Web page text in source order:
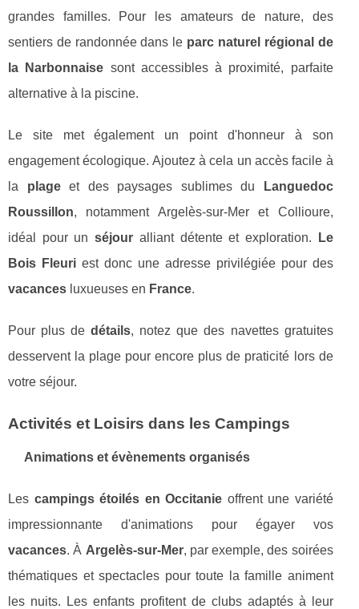
grandes familles. Pour les amateurs de nature, des
sentiers de randonnée dans le parc naturel régional de
la Narbonnaise sont accessibles à proximité, parfaite
alternative à la piscine.
Le site met également un point d'honneur à son
engagement écologique. Ajoutez à cela un accès facile à
la plageet des paysages sublimes du
Languedoc
Roussillon, notamment Argelès-sur-Mer et Collioure,
idéal pour unséjour alliant détente et exploration.
Le
Bois Fleuriest donc une adresse privilégiée pour des
vacances luxueuses en France.
Pour plus dedétails, notez que des navettes gratuites
desservent la plage pour encore plus de praticité lors de
votre séjour.
Activités et Loisirs dans les Campings
Animations et évènements organisés
Les campings étoilés en Occitanie offrent une variété
impressionnante d'animations pour égayer vos
vacances. À Argelès-sur-Mer, par exemple, des soirées
thématiques et spectacles pour toute la famille animent
les nuits. Les enfants profitent de clubs adaptés à leur